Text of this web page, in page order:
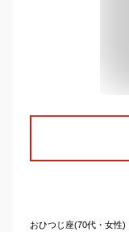
おひつじ座(70代・女性)